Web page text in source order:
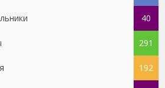
40
291
192